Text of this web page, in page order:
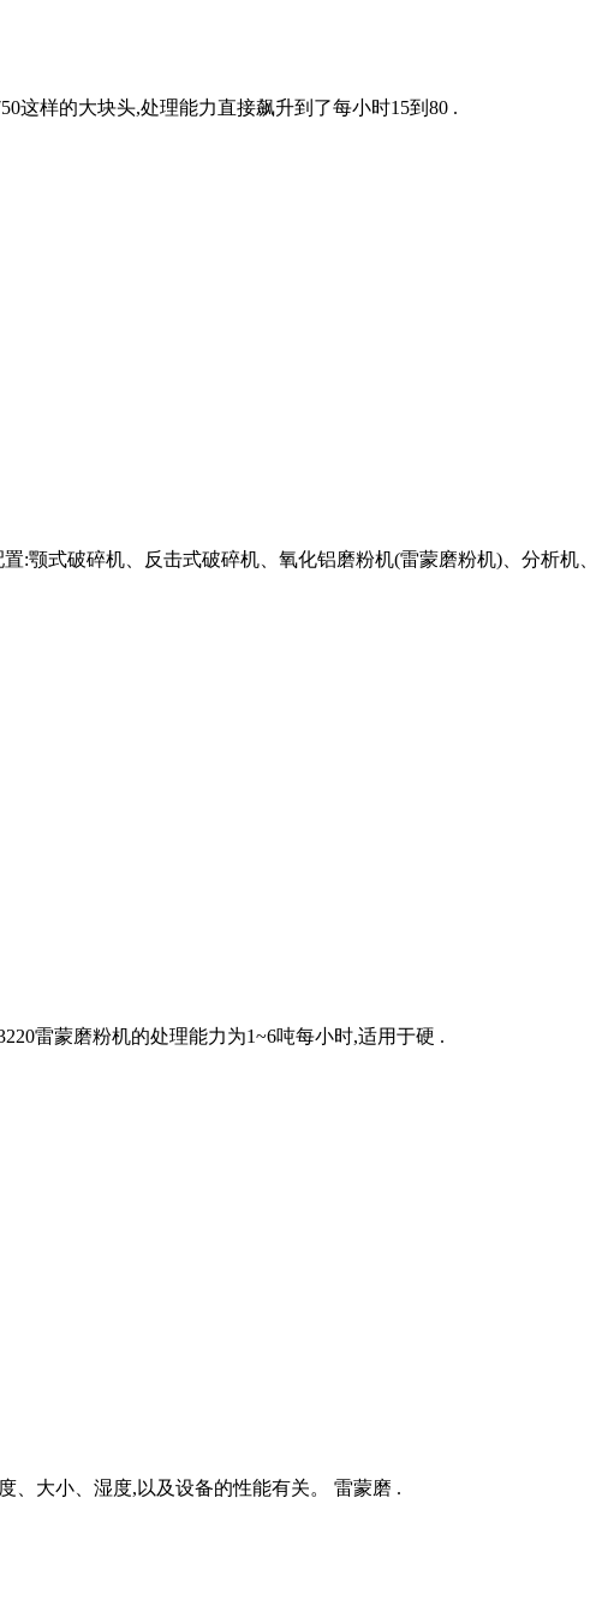
这样的大块头,处理能力直接飙升到了每小时15到80 .
:颚式破碎机、反击式破碎机、氧化铝磨粉机(雷蒙磨粉机)、分析机、
雷蒙磨粉机的处理能力为1~6吨每小时,适用于硬 .
、大小、湿度,以及设备的性能有关。 雷蒙磨 .